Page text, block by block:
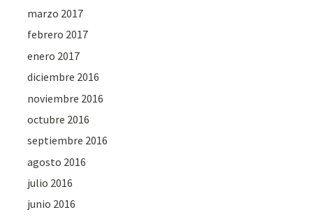
marzo 2017
febrero 2017
enero 2017
diciembre 2016
noviembre 2016
octubre 2016
septiembre 2016
agosto 2016
julio 2016
junio 2016